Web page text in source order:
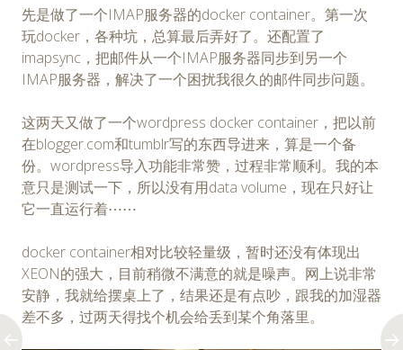
先是做了一个IMAP服务器的docker container。第一次
玩docker，各种坑，总算最后弄好了。还配置了
imapsync，把邮件从一个IMAP服务器同步到另一个
IMAP服务器，解决了一个困扰我很久的邮件同步问题。
这两天又做了一个wordpress docker container，把以前
在blogger.com和tumblr写的东西导进来，算是一个备
份。wordpress导入功能非常赞，过程非常顺利。我的本
意只是测试一下，所以没有用data volume，现在只好让
它一直运行着⋯⋯
docker container相对比较轻量级，暂时还没有体现出
XEON的强大，目前稍微不满意的就是噪声。网上说非常
安静，我就给摆桌上了，结果还是有点吵，跟我的加湿器
差不多，过两天得找个机会给丢到某个角落里。